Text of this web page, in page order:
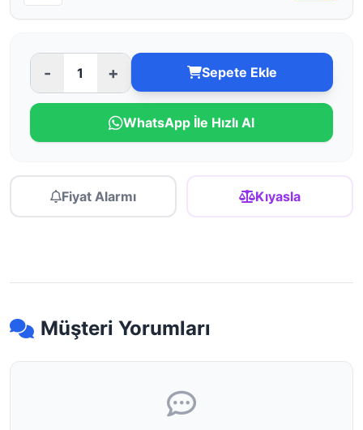
- + Sepete Ekle
WhatsApp İle Hızlı Al
Fiyat Alarmı Kıyasla
Müşteri Yorumları